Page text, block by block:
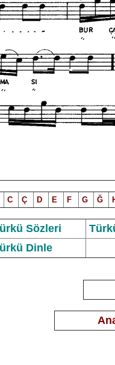
C Ç D E F G Ğ
Sözleri
Dinle